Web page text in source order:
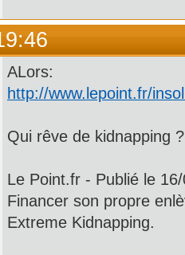
ALors:
http://www.lepoint.fr/
Qui rêve de kidnapping ?
Le Point.fr - Publié le
Financer son propre
Extreme Kidnapping.